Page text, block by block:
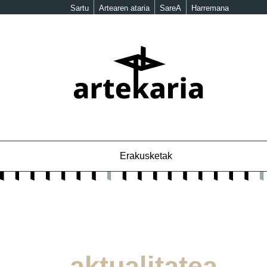
Sartu Artearen ataria SareA Harremana
Erakusketak